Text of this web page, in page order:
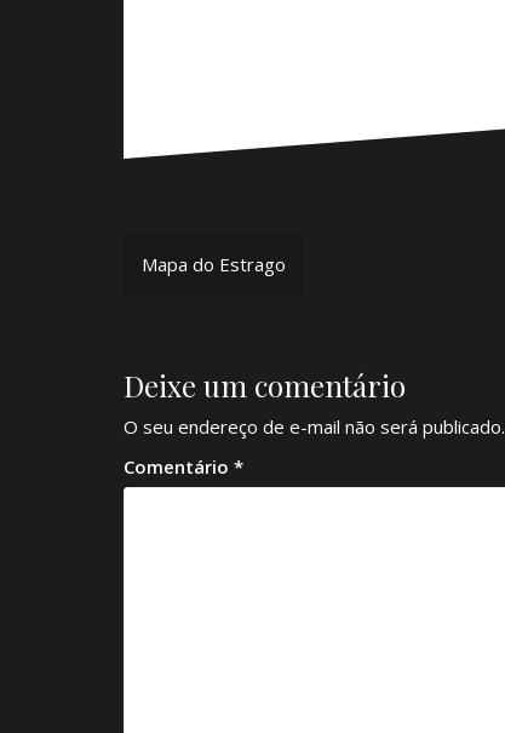
Navegação
Mapa do Estrago
Deixe um comentário
O seu endereço de e-mail não será publicado.
Comentário *